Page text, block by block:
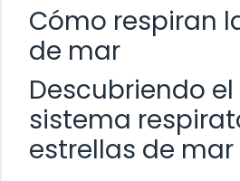
Cómo respiran
de mar
Descubriendo
sistema
estrellas de mar